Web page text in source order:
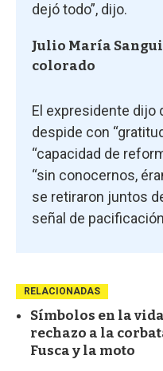
dejó todo”, dijo.
Julio María
colorado
El expresidente dijo
despide con
“capacidad de
“sin conocernos,
se retiraron juntos
señal de
RELACIONADAS
Símbolos en la
rechazo a la
Fusca y la moto